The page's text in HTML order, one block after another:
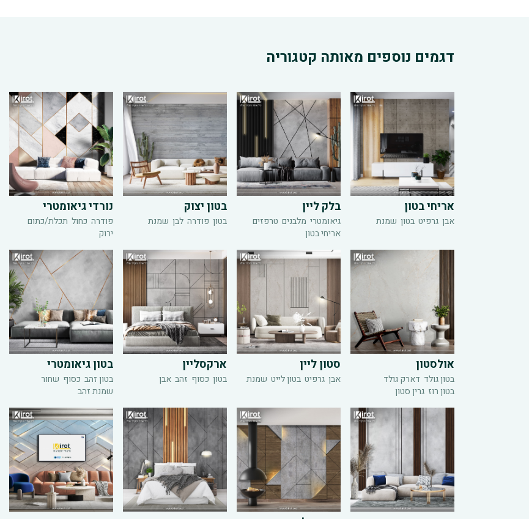
דגמים נוספים מאותה קטגוריה
אריחי בטון
אבן גרפיט בטון שמנת
בלק ליין
גיאומטרי מלבנים טרפזים
אריחי בטון
בטון יצוק
בטון פודרה לבן שמנת
נורדי גיאומטרי
פודרה כחול תכלת/כתום
ירוק
אולסטון
בטון גולד דארק גולד
בטון רוז גרין סטון
סטון ליין
אבן גרפיט בטון לייט שמנת
ארקסליין
בטון כסוף זהב אבן
בטון גיאומטרי
בטון זהב כסוף שחור
שמנת זהב